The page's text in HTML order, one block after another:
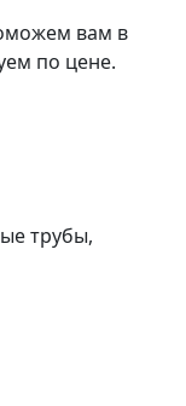
вам в
по цене.
трубы,